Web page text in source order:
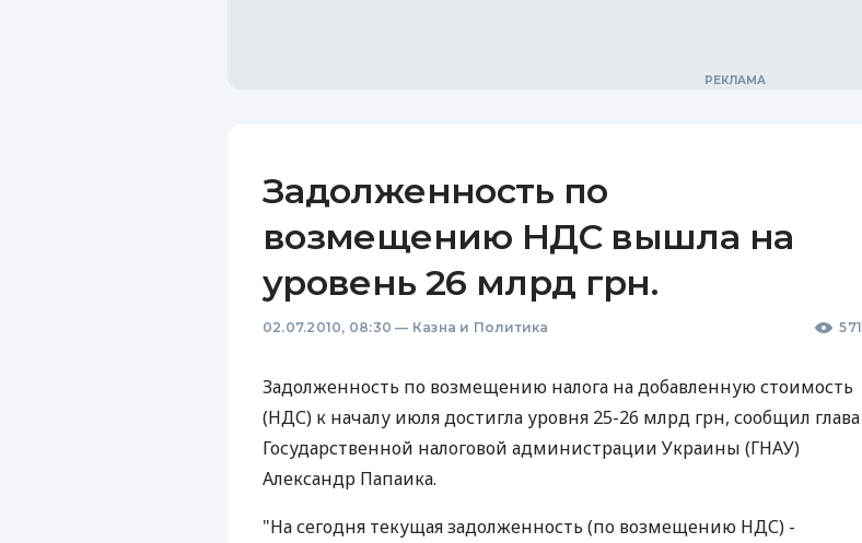
Задолженность по
возмещению НДС вышла на
уровень 26 млрд грн.
02.07.2010, 08:30 — Казна и Политика 571
Задолженность по возмещению налога на добавленную стоимость
(НДС) к началу июля достигла уровня 25-26 млрд грн, сообщил глава
Государственной налоговой администрации Украины (ГНАУ)
Александр Папаика.
"На сегодня текущая задолженность (по возмещению НДС) -